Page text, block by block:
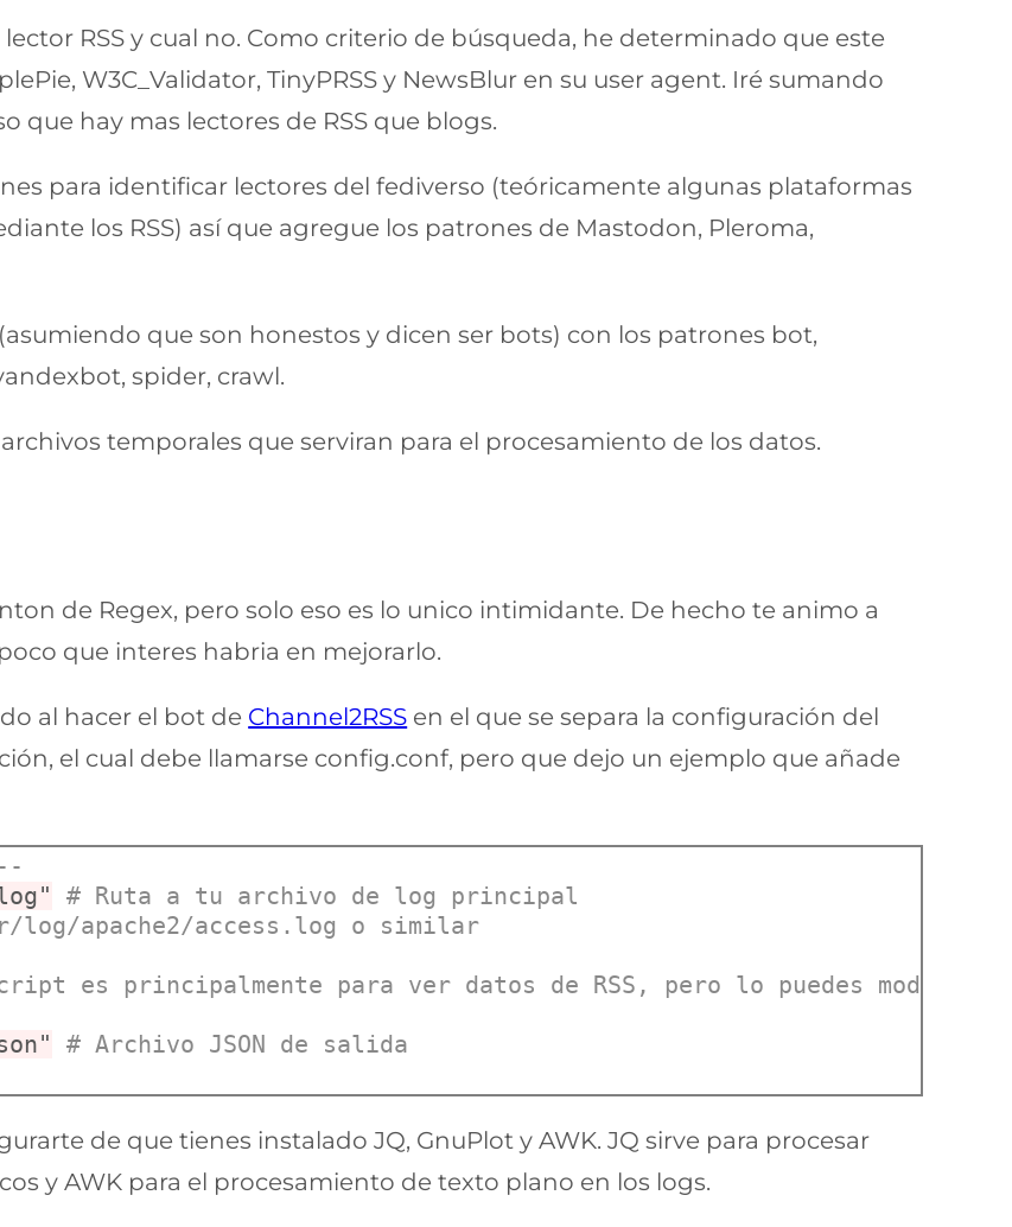
RSS y cual no. Como criterio de búsqueda, he determinado que este
W3C_Validator, TinyPRSS y NewsBlur en su user agent. Iré sumando
que hay mas lectores de RSS que blogs.
para identificar lectores del fediverso (teóricamente algunas plataformas
los RSS) así que agregue los patrones de Mastodon, Pleroma,
que son honestos y dicen ser bots) con los patrones bot,
spider, crawl.
temporales que serviran para el procesamiento de los datos.
de Regex, pero solo eso es lo unico intimidante. De hecho te animo a
que interes habria en mejorarlo.
al hacer el bot de Channel2RSS en el que se separa la configuración del
el cual debe llamarse config.conf, pero que dejo un ejemplo que añade
# Ruta a tu archivo de log principal
log/apache2/access.log o similar
es principalmente para ver datos de RSS, pero lo puedes
# Archivo JSON de salida
de que tienes instalado JQ, GnuPlot y AWK. JQ sirve para procesar
y AWK para el procesamiento de texto plano en los logs.